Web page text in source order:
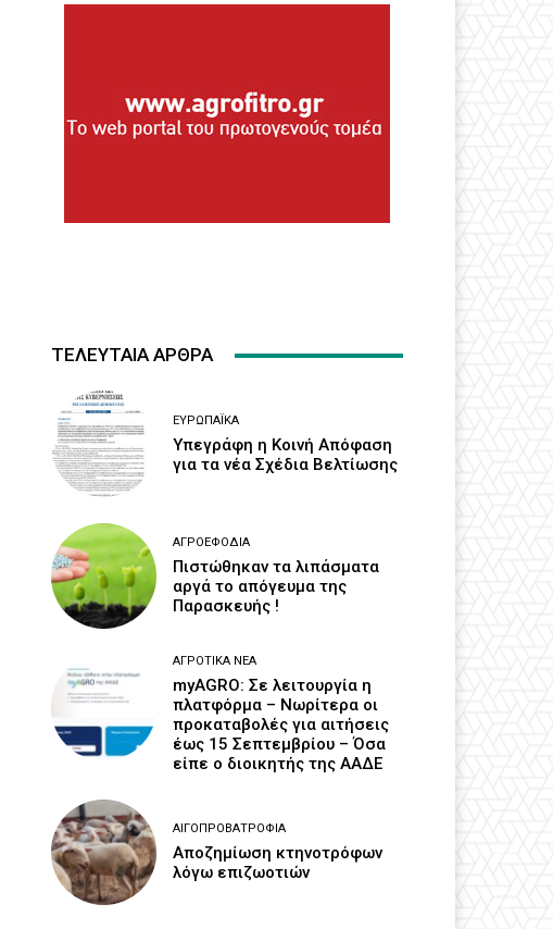
ΤΕΛΕΥΤΑΙΑ ΑΡΘΡΑ
ΕΥΡΩΠΑΪΚΆ
Υπεγράφη η Κοινή Απόφαση
για τα νέα Σχέδια Βελτίωσης
ΑΓΡΟΕΦΌΔΙΑ
Πιστώθηκαν τα λιπάσματα
αργά το απόγευμα της
Παρασκευής !
ΑΓΡΟΤΙΚΆ ΝΈΑ
myAGRO: Σε λειτουργία η
πλατφόρμα – Νωρίτερα οι
προκαταβολές για αιτήσεις
έως 15 Σεπτεμβρίου – Όσα
είπε ο διοικητής της ΑΑΔΕ
ΑΙΓΟΠΡΟΒΑΤΡΟΦΊΑ
Αποζημίωση κτηνοτρόφων
λόγω επιζωοτιών